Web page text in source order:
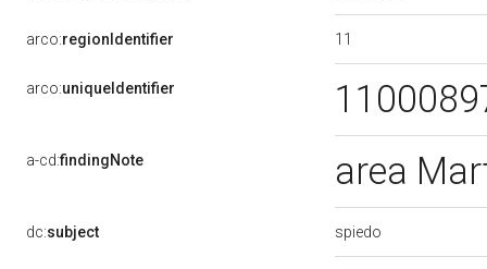
arco:regionIdentifier 11
arco:uniqueIdentifier
a-cd:findingNote area
dc:subject spiedo